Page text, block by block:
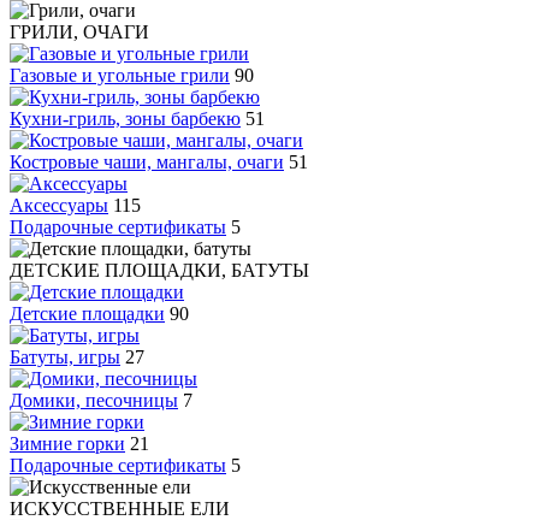
ГРИЛИ, ОЧАГИ
Газовые и угольные грили 90
Кухни-гриль, зоны барбекю 51
Костровые чаши, мангалы, очаги 51
Аксессуары 115
Подарочные сертификаты 5
ДЕТСКИЕ ПЛОЩАДКИ, БАТУТЫ
Детские площадки 90
Батуты, игры 27
Домики, песочницы 7
Зимние горки 21
Подарочные сертификаты 5
ИСКУССТВЕННЫЕ ЕЛИ